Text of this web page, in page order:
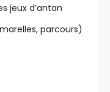
jeux d’antan
parcours)